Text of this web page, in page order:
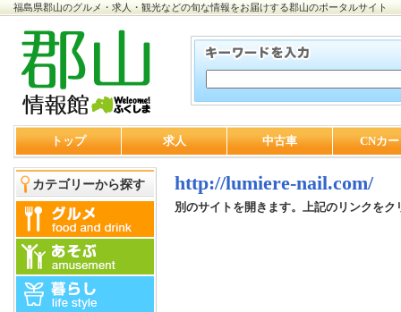
福島県郡山のグルメ・求人・観光などの旬な情報をお届けする郡山のポータルサイト
トップ 求人 中古車 CNカ
カテゴリーから探す http://lumiere-nail.com/
別のサイトを開きます。上記のリンクをク